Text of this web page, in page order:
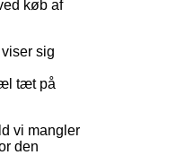
køb af
sig
tæt på
vi mangler
den